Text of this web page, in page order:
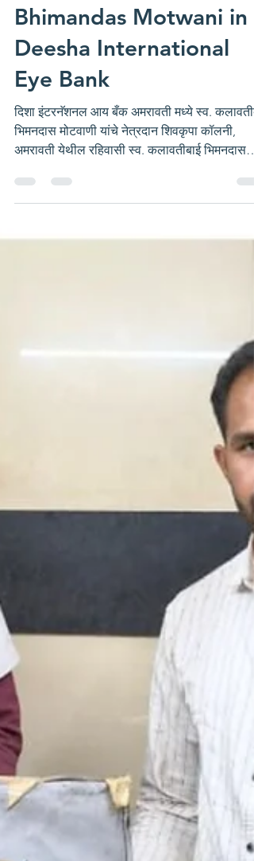
Late Kalawatibai
Bhimandas Motwani in
Deesha International
Eye Bank
दिशा इंटरनॅशनल आय बँक अमरावती मध्ये स्व.
भिमनदास मोटवाणी यांचे नेत्रदान शिवकृपा कॉलनी,
अमरावती येथील रहिवासी स्व. कलावतीबाई भिमनदास
मोटवाणी परिवारावर सुद्धा दुःखाचा डोंगर कोसळले परंतु